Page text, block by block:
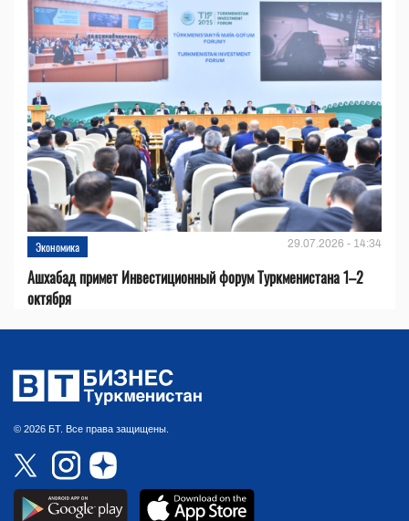
Экономика 29.07.2026 - 14:34
Ашхабад примет Инвестиционный форум Туркменистана 1–2
октября
© 2026 БТ. Все права защищены.